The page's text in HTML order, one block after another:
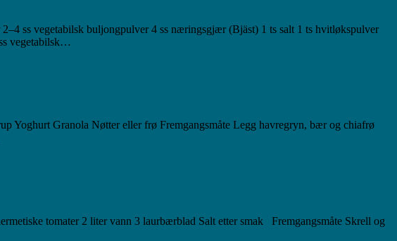
ss vegetabilsk buljongpulver 4 ss næringsgjær (Bjäst) 1 ts salt 1 ts hvitløkspulver
vegetabilsk…
Yoghurt Granola Nøtter eller frø Fremgangsmåte Legg havregryn, bær og chiafrø
tomater 2 liter vann 3 laurbærblad Salt etter smak Fremgangsmåte Skrell og